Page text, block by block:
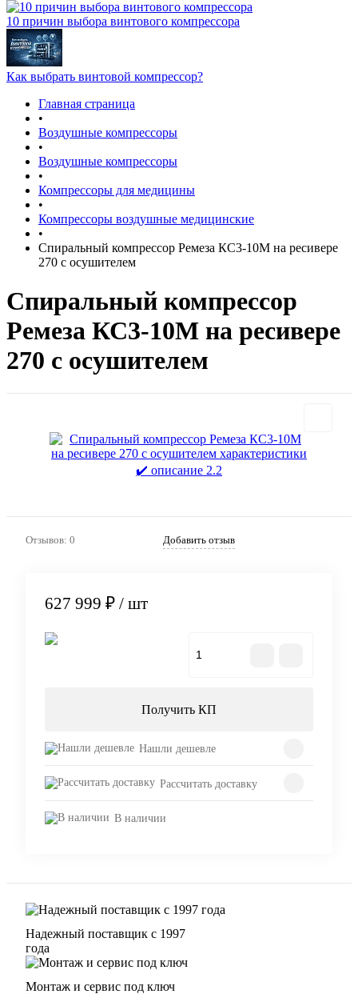
10 причин выбора винтового компрессора
Как выбрать винтовой компрессор?
Главная страница
•
Воздушные компрессоры
•
Воздушные компрессоры
•
Компрессоры для медицины
•
Компрессоры воздушные медицинские
•
Спиральный компрессор Ремеза КС3-10М на ресивере
270 с осушителем
Спиральный компрессор
Ремеза КС3-10М на ресивере
270 с осушителем
Отзывов: 0 Добавить отзыв
627 999 ₽ / шт
Получить КП
Нашли дешевле
Рассчитать доставку
В наличии
Надежный поставщик с 1997
года
Монтаж и сервис под ключ